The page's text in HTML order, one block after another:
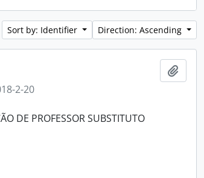
Sort by: Identifier Direction: Ascending
2-20
DE PROFESSOR SUBSTITUTO